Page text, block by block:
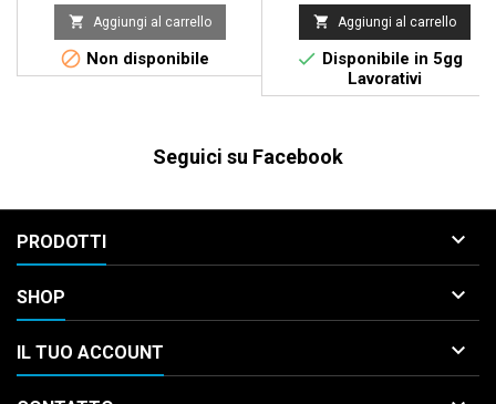
 Aggiungi al carrello
 Non disponibile
 Aggiungi al carrello
 Disponibile in 5gg
Lavorativi
Seguici su Facebook
PRODOTTI 
SHOP 
IL TUO ACCOUNT 